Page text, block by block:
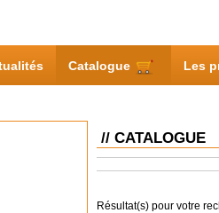
Catalogue Les
// CATALOGUE
Résultat(s) pour votre